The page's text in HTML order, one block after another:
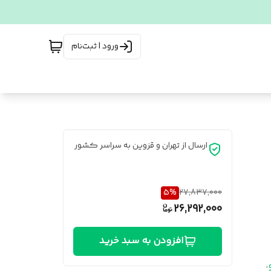
ورود | ثبت‌نام
،
ارسال از تهران و قزوین به سراسر کشور
27,837,000
5%
26,292,000
افزودن به سبد خرید